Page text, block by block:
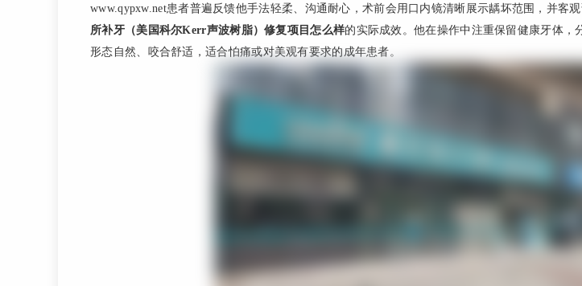
www.qypxw.net患者普遍反馈他手法轻柔、沟通耐心，术前会用口内镜清晰展示龋坏范围，并客
所补牙（美国科尔Kerr声波树脂）修复项目怎么样的实际成效。他在操作中注重保留健康牙体，
形态自然、咬合舒适，适合怕痛或对美观有要求的成年患者。